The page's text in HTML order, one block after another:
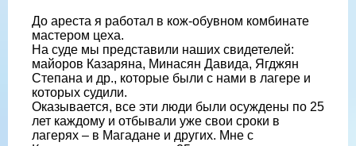
До ареста я работал в кож-обувном комбинате
мастером цеха.
На суде мы представили наших свидетелей:
майоров Казаряна, Минасян Давида, Ягджян
Степана и др., которые были с нами в лагере и
которых судили.
Оказывается, все эти люди были осуждены по 25
лет каждому и отбывали уже свои сроки в
лагерях – в Магадане и других. Мне с